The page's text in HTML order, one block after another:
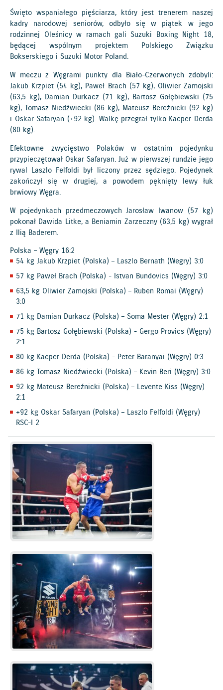
Święto wspaniałego pięściarza, który jest trenerem naszej
kadry narodowej seniorów, odbyło się w piątek w jego
rodzinnej Oleśnicy w ramach gali Suzuki Boxing Night 18,
będącej wspólnym projektem Polskiego Związku
Bokserskiego i Suzuki Motor Poland.
W meczu z Węgrami punkty dla Biało-Czerwonych zdobyli:
Jakub Krzpiet (54 kg), Paweł Brach (57 kg), Oliwier Zamojski
(63,5 kg), Damian Durkacz (71 kg), Bartosz Gołębiewski (75
kg), Tomasz Niedźwiecki (86 kg), Mateusz Bereźnicki (92 kg)
i Oskar Safaryan (+92 kg). Walkę przegrał tylko Kacper Derda
(80 kg).
Efektowne zwycięstwo Polaków w ostatnim pojedynku
przypieczętował Oskar Safaryan. Już w pierwszej rundzie jego
rywal Laszlo Felfoldi był liczony przez sędziego. Pojedynek
zakończył się w drugiej, a powodem pęknięty lewy łuk
brwiowy Węgra.
W pojedynkach przedmeczowych Jarosław Iwanow (57 kg)
pokonał Dawida Litke, a Beniamin Zarzeczny (63,5 kg) wygrał
z Ilią Baderem.
Polska – Węgry 16:2
54 kg Jakub Krzpiet (Polska) – Laszlo Bernath (Wegry) 3:0
57 kg Paweł Brach (Polska) - Istvan Bundovics (Węgry) 3:0
63,5 kg Oliwier Zamojski (Polska) – Ruben Romai (Węgry)
3:0
71 kg Damian Durkacz (Polska) – Soma Mester (Węgry) 2:1
75 kg Bartosz Gołębiewski (Polska) - Gergo Provics (Węgry)
2:1
80 kg Kacper Derda (Polska) - Peter Baranyai (Węgry) 0:3
86 kg Tomasz Niedźwiecki (Polska) – Kevin Beri (Węgry) 3:0
92 kg Mateusz Bereźnicki (Polska) – Levente Kiss (Węgry)
2:1
+92 kg Oskar Safaryan (Polska) – Laszlo Felfoldi (Węgry)
RSC-I 2